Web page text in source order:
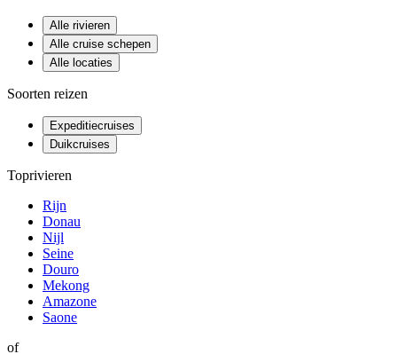
Alle rivieren
Alle cruise schepen
Alle locaties
Soorten reizen
Expeditiecruises
Duikcruises
Toprivieren
Rijn
Donau
Nijl
Seine
Douro
Mekong
Amazone
Saone
of